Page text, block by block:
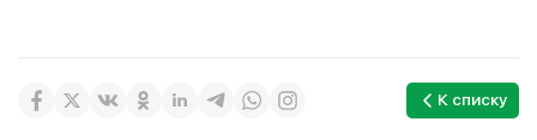
К списку